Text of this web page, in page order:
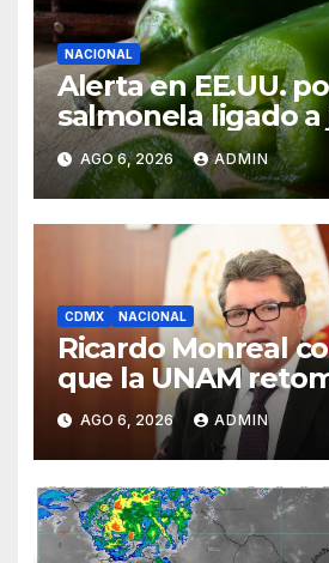
NACIONAL
Alerta en EE.UU.
salmonela ligado a
mexicanos;
casos
AGO 6, 2026 ADMIN
CDMX NACIONAL
Ricardo Monreal
que la UNAM
normalidad e inicie
semestre
AGO 6, 2026 ADMIN